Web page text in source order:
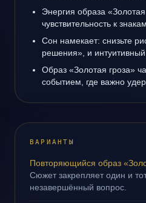
Энергия образа
чувствительность к
Сон намекает: снизьте
решения», и интуитивный
Образ «Золотая гроза»
событием, где важно
ВАРИАНТЫ
Повторяющийся образ
Сюжет закрепляет один и
незавершённый вопрос.